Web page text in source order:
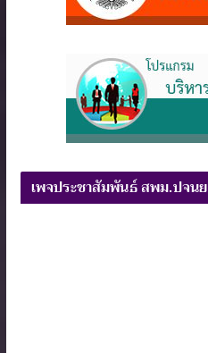
เพจประชาสัมพันธ์ สพม.ปจนย